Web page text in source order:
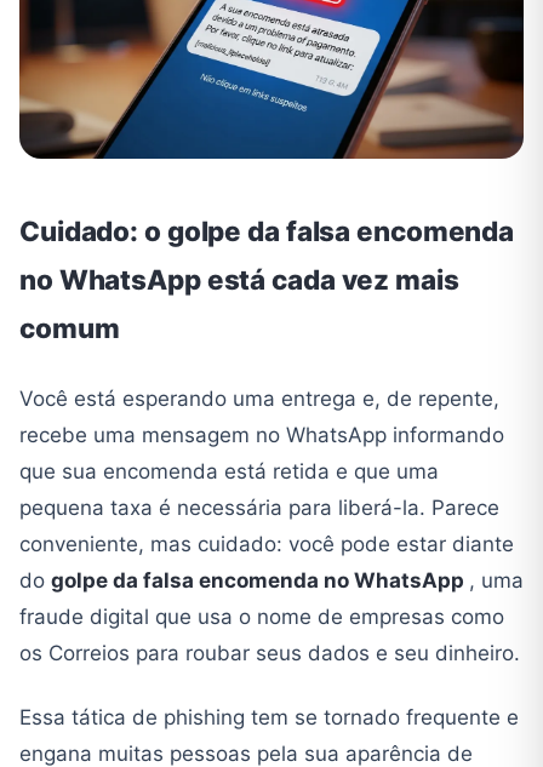
Cuidado: o golpe da falsa encomenda
no WhatsApp está cada vez mais
comum
Você está esperando uma entrega e, de repente,
recebe uma mensagem no WhatsApp informando
que sua encomenda está retida e que uma
pequena taxa é necessária para liberá-la. Parece
conveniente, mas cuidado: você pode estar diante
do golpe da falsa encomenda no WhatsApp , uma
fraude digital que usa o nome de empresas como
os Correios para roubar seus dados e seu dinheiro.
Essa tática de phishing tem se tornado frequente e
engana muitas pessoas pela sua aparência de